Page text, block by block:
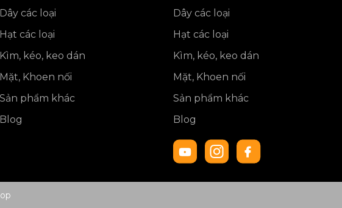
Dây các loại
Hạt các loại
Kìm, kéo, keo dán
Mặt, Khoen nối
Sản phẩm khác
Blog
Dây các loại
Hạt các loại
Kìm, kéo, keo dán
Mặt, Khoen nối
Sản phẩm khác
Blog